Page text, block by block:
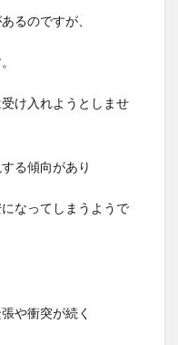
るのですが、
け入れようとしませ
る傾向があり
なってしまうようで
や衝突が続く